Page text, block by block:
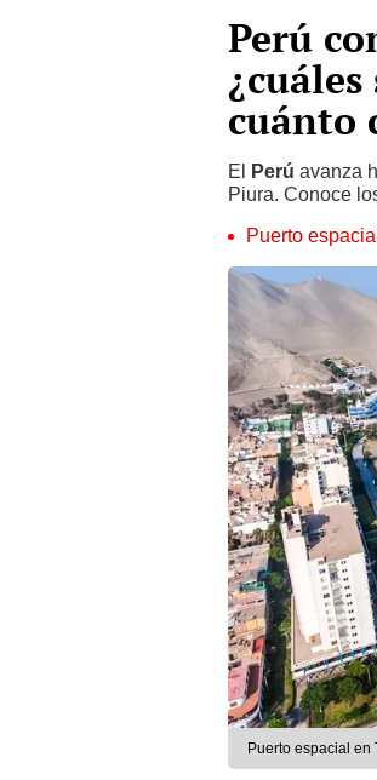
Perú
cuánto
El Perú avanza
Piura. Conoce
Puerto
Puerto espacial